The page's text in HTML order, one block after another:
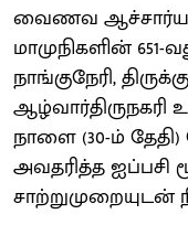
வைணவ
மாமுநிகளின்
நாங்குநேரி,
ஆழ்வார்திருநகரி
நாளை (30-ம் தேதி)
அவதரித்த ஐப்பசி
சாற்றுமுறையுடன்